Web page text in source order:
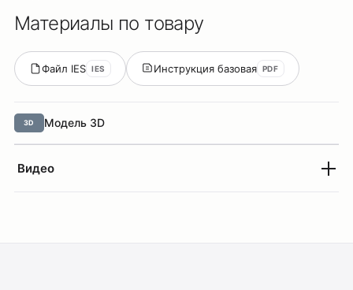
Материалы по товару
Файл IES IES Инструкция базовая PDF
3D Модель 3D
Видео